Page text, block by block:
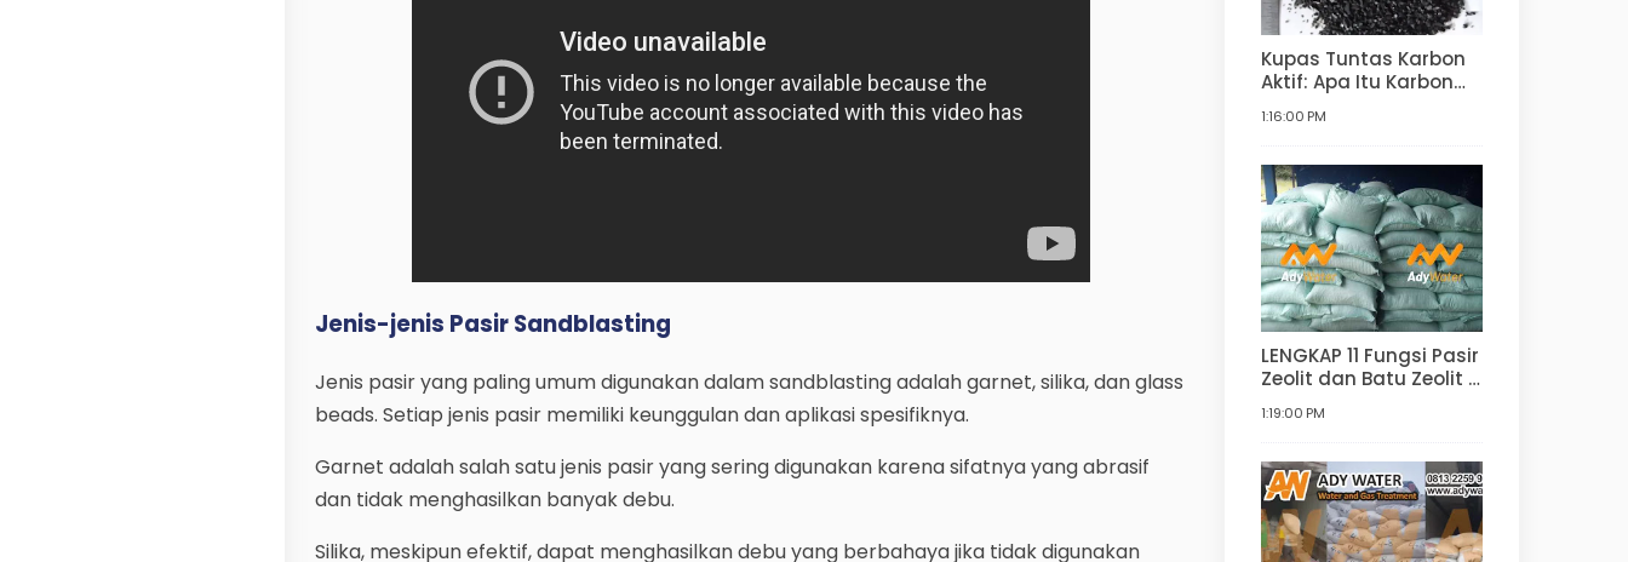
Jenis-jenis Pasir Sandblasting
Jenis pasir yang paling umum digunakan dalam sandblasting adalah garnet, silika, dan glass
beads. Setiap jenis pasir memiliki keunggulan dan aplikasi spesifiknya.
Garnet adalah salah satu jenis pasir yang sering digunakan karena sifatnya yang abrasif
dan tidak menghasilkan banyak debu.
Silika, meskipun efektif, dapat menghasilkan debu yang berbahaya jika tidak digunakan
Kupas Tuntas Karbon
Aktif: Apa Itu Karbon
Pembuatan, Jenis,
1:16:00 PM
LENGKAP 11 Fungsi Pasir
Zeolit dan Batu Zeolit |
Kegunaan Zeolit untuk
Hortikultur, dan lain-
lain
1:19:00 PM